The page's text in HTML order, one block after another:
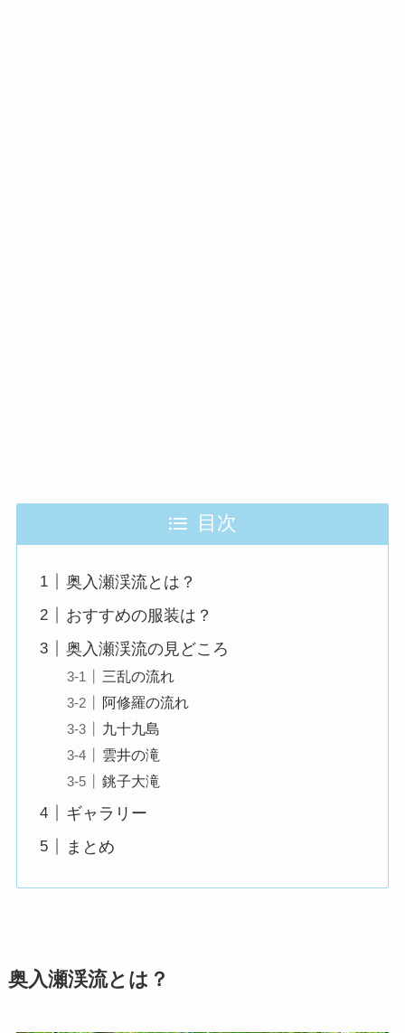
目次
奥入瀬渓流とは？
おすすめの服装は？
奥入瀬渓流の見どころ
三乱の流れ
阿修羅の流れ
九十九島
雲井の滝
銚子大滝
ギャラリー
まとめ
奥入瀬渓流とは？